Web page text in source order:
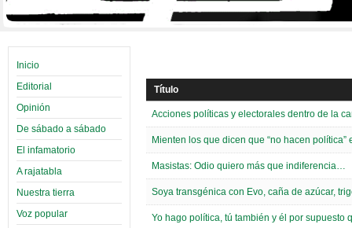
Inicio
Editorial
Opinión
De sábado a sábado
El infamatorio
A rajatabla
Nuestra tierra
Voz popular
Título
Acciones políticas y electorales dentro de la
Mienten los que dicen que “no hacen
Masistas: Odio quiero más que indiferencia…
Soya transgénica con Evo, caña de azúcar,
Yo hago política, tú también y él por